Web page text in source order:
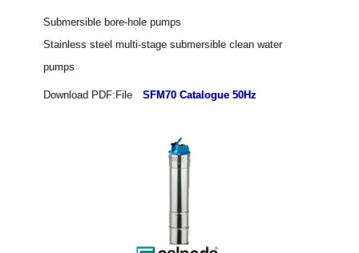
Submersible bore-hole pumps
Stainless steel multi-stage submersible clean water
pumps
Download PDF:File SFM70 Catalogue 50Hz